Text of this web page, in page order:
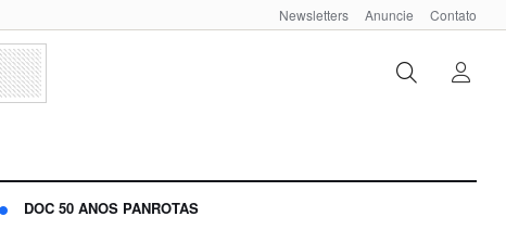
Newsletters Anuncie Contato
DOC 50 ANOS PANROTAS